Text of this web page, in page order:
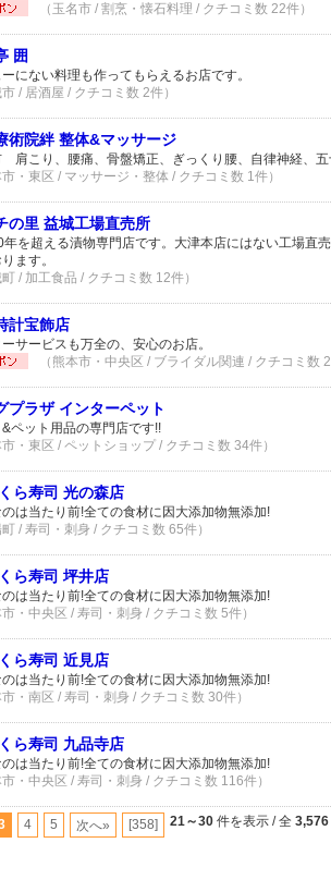
（玉名市 / 割烹・懐石料理 / クチコミ数 22件）
囲
ーにない料理も作ってもらえるお店です。
市 / 居酒屋 / クチコミ数 2件）
術院絆 整体&マッサージ
肩こり、腰痛、骨盤矯正、ぎっくり腰、自律神経、
市・東区 / マッサージ・整体 / クチコミ数 1件）
の里 益城工場直売所
年を超える漬物専門店です。大津本店にはない工場直
ます。
町 / 加工食品 / クチコミ数 12件）
計宝飾店
サービスも万全の、安心のお店。
（熊本市・中央区 / ブライダル関連 / クチコミ数
プラザ インターペット
ペット用品の専門店です!!
市・東区 / ペットショップ / クチコミ数 34件）
ら寿司 光の森店
は当たり前!全ての食材に因大添加物無添加!
町 / 寿司・刺身 / クチコミ数 65件）
ら寿司 坪井店
は当たり前!全ての食材に因大添加物無添加!
市・中央区 / 寿司・刺身 / クチコミ数 5件）
ら寿司 近見店
は当たり前!全ての食材に因大添加物無添加!
市・南区 / 寿司・刺身 / クチコミ数 30件）
ら寿司 九品寺店
は当たり前!全ての食材に因大添加物無添加!
市・中央区 / 寿司・刺身 / クチコミ数 116件）
4 5 次へ» [358] 21～30 件を表示 / 全 3,576